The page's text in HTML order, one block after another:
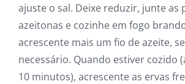
ajuste o sal. Deixe reduzir, junte as
azeitonas e cozinhe em fogo
acrescente mais um fio de azeite,
necessário. Quando estiver cozido
10 minutos), acrescente as ervas